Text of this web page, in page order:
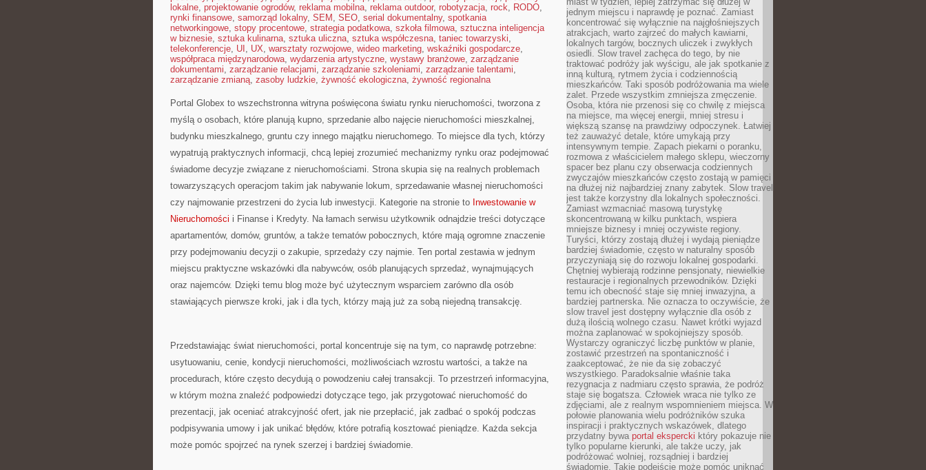
lokalne, projektowanie ogrodów, reklama mobilna, reklama outdoor, robotyzacja, rock, RODO,
rynki finansowe, samorząd lokalny, SEM , SEO, serial dokumentalny, spotkania
networkingowe, stopy procentowe, strategia podatkowa, szkoła filmowa, sztuczna inteligencja
w biznesie, sztuka kulinarna, sztuka uliczna, sztuka współczesna, taniec towarzyski,
telekonferencje, UI , UX, warsztaty rozwojowe, wideo marketing, wskaźniki gospodarcze,
współpraca międzynarodowa, wydarzenia artystyczne, wystawy branżowe, zarządzanie
dokumentami, zarządzanie relacjami, zarządzanie szkoleniami, zarządzanie talentami,
zarządzanie zmianą, zasoby ludzkie, żywność ekologiczna, żywność regionalna
Portal Globex to wszechstronna witryna poświęcona światu rynku nieruchomości, tworzona z
myślą o osobach, które planują kupno, sprzedanie albo najęcie nieruchomości mieszkalnej,
budynku mieszkalnego, gruntu czy innego majątku nieruchomego. To miejsce dla tych, którzy
wypatrują praktycznych informacji, chcą lepiej zrozumieć mechanizmy rynku oraz podejmować
świadome decyzje związane z nieruchomościami. Strona skupia się na realnych problemach
towarzyszących operacjom takim jak nabywanie lokum, sprzedawanie własnej nieruchomości
czy najmowanie przestrzeni do życia lub inwestycji. Kategorie na stronie to Inwestowanie w
Nieruchomości i Finanse i Kredyty. Na łamach serwisu użytkownik odnajdzie treści dotyczące
apartamentów, domów, gruntów, a także tematów pobocznych, które mają ogromne znaczenie
przy podejmowaniu decyzji o zakupie, sprzedaży czy najmie. Ten portal zestawia w jednym
miejscu praktyczne wskazówki dla nabywców, osób planujących sprzedaż, wynajmujących
oraz najemców. Dzięki temu blog może być użytecznym wsparciem zarówno dla osób
stawiających pierwsze kroki, jak i dla tych, którzy mają już za sobą niejedną transakcję.
Przedstawiając świat nieruchomości, portal koncentruje się na tym, co naprawdę potrzebne:
usytuowaniu, cenie, kondycji nieruchomości, możliwościach wzrostu wartości, a także na
procedurach, które często decydują o powodzeniu całej transakcji. To przestrzeń informacyjna,
w którym można znaleźć podpowiedzi dotyczące tego, jak przygotować nieruchomość do
prezentacji, jak oceniać atrakcyjność ofert, jak nie przepłacić, jak zadbać o spokój podczas
podpisywania umowy i jak unikać błędów, które potrafią kosztować pieniądze. Każda sekcja
może pomóc spojrzeć na rynek szerzej i bardziej świadomie.
jednym miejscu i naprawdę je poznać. Zamiast
koncentrować się wyłącznie na najgłośniejszych
atrakcjach, warto zajrzeć do małych kawiarni,
lokalnych targów, bocznych uliczek i zwykłych
osiedli. Slow travel zachęca do tego, by nie
traktować podróży jak wyścigu, ale jak spotkanie z
inną kulturą, rytmem życia i codziennością
mieszkańców. Taki sposób podróżowania ma wiele
zalet. Przede wszystkim zmniejsza zmęczenie.
Osoba, która nie przenosi się co chwilę z miejsca
na miejsce, ma więcej energii, mniej stresu i
większą szansę na prawdziwy odpoczynek. Łatwiej
też zauważyć detale, które umykają przy
intensywnym tempie. Zapach piekarni o poranku,
rozmowa z właścicielem małego sklepu, wieczorny
spacer bez planu czy obserwacja codziennych
zwyczajów mieszkańców często zostają w pamięci
na dłużej niż najbardziej znany zabytek. Slow travel
jest także korzystny dla lokalnych społeczności.
Zamiast wzmacniać masową turystykę
skoncentrowaną w kilku punktach, wspiera
mniejsze biznesy i mniej oczywiste regiony.
Turyści, którzy zostają dłużej i wydają pieniądze
bardziej świadomie, często w naturalny sposób
przyczyniają się do rozwoju lokalnej gospodarki.
Chętniej wybierają rodzinne pensjonaty, niewielkie
restauracje i regionalnych przewodników. Dzięki
temu ich obecność staje się mniej inwazyjna, a
bardziej partnerska. Nie oznacza to oczywiście, że
slow travel jest dostępny wyłącznie dla osób z
dużą ilością wolnego czasu. Nawet krótki wyjazd
można zaplanować w spokojniejszy sposób.
Wystarczy ograniczyć liczbę punktów w planie,
zostawić przestrzeń na spontaniczność i
zaakceptować, że nie da się zobaczyć
wszystkiego. Paradoksalnie właśnie taka
rezygnacja z nadmiaru często sprawia, że podróż
staje się bogatsza. Człowiek wraca nie tylko ze
zdjęciami, ale z realnym wspomnieniem miejsca. W
połowie planowania wielu podróżników szuka
inspiracji i praktycznych wskazówek, dlatego
przydatny bywa portal ekspercki który pokazuje nie
tylko popularne kierunki, ale także uczy, jak
podróżować wolniej, rozsądniej i bardziej
świadomie. Takie podejście może pomóc uniknąć